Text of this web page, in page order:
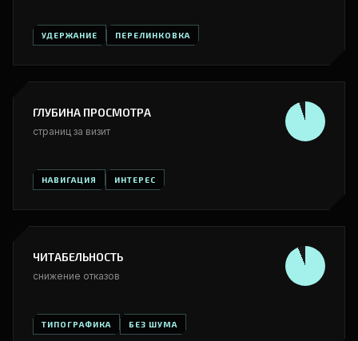
УДЕРЖАНИЕ ПЕРЕЛИНКОВКА
ГЛУБИНА ПРОСМОТРА
страниц за визит
2.8x
НАВИГАЦИЯ ИНТЕРЕС
ЧИТАБЕЛЬНОСТЬ
снижение отказов
94%
ТИПОГРАФИКА БЕЗ ШУМА